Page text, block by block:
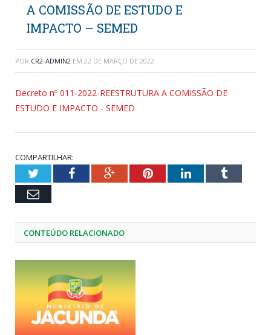
A COMISSÃO DE ESTUDO E
IMPACTO – SEMED
POR CR2-ADMIN2 EM 22 DE MARÇO DE 2022
Decreto nº 011-2022-REESTRUTURA A COMISSÃO DE
ESTUDO E IMPACTO - SEMED
COMPARTILHAR:
TwitterFacebookGoogle+PinterestLinkedInTumblr
Email
CONTEÚDO RELACIONADO